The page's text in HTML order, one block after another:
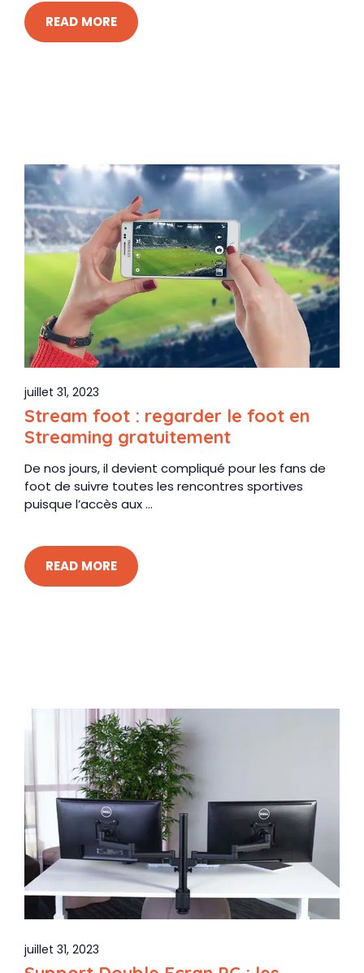
READ MORE
juillet 31, 2023
Stream foot : regarder le foot en
Streaming gratuitement
De nos jours, il devient compliqué pour les fans de
foot de suivre toutes les rencontres sportives
puisque l’accès aux ...
READ MORE
juillet 31, 2023